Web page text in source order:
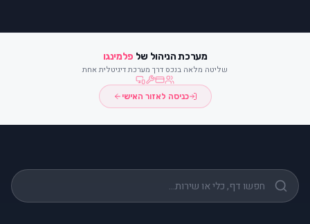
מערכת הניהול של פלמינגו
שליטה מלאה בנכס דרך מערכת דיגיטלית אחת
כניסה לאזור האישי